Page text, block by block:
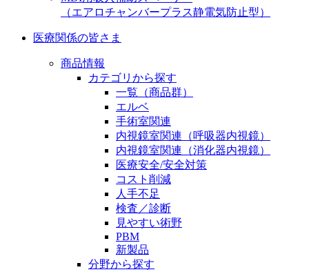
（エアロチャンバープラス静電気防止型）
医療関係の皆さま
商品情報
カテゴリから探す
一覧（商品群）
エルベ
手術室関連
内視鏡室関連（呼吸器内視鏡）
内視鏡室関連（消化器内視鏡）
医療安全/安全対策
コスト削減
人手不足
検査／診断
見やすい術野
PBM
新製品
分野から探す